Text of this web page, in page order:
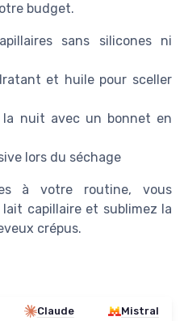
budget.
sans silicones ni
et huile pour sceller
la nuit avec un bonnet en
lors du séchage
à votre routine, vous
capillaire et sublimez la
crépus.
Claude Mistral